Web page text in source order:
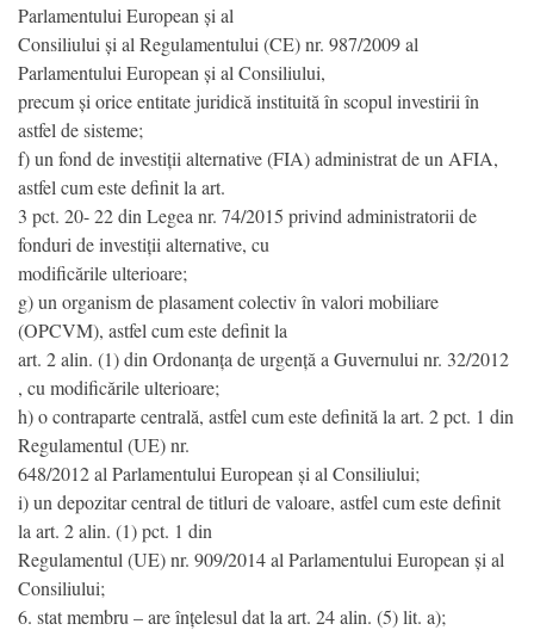
Parlamentului European și al
Consiliului și al Regulamentului (CE) nr. 987/2009 al
Parlamentului European și al Consiliului,
precum și orice entitate juridică instituită în scopul investirii în
astfel de sisteme;
f) un fond de investiții alternative (FIA) administrat de un AFIA,
astfel cum este definit la art.
3 pct. 20- 22 din Legea nr. 74/2015 privind administratorii de
fonduri de investiții alternative, cu
modificările ulterioare;
g) un organism de plasament colectiv în valori mobiliare
(OPCVM), astfel cum este definit la
art. 2 alin. (1) din Ordonanța de urgență a Guvernului nr. 32/2012
, cu modificările ulterioare;
h) o contraparte centrală, astfel cum este definită la art. 2 pct. 1 din
Regulamentul (UE) nr.
648/2012 al Parlamentului European și al Consiliului;
i) un depozitar central de titluri de valoare, astfel cum este definit
la art. 2 alin. (1) pct. 1 din
Regulamentul (UE) nr. 909/2014 al Parlamentului European și al
Consiliului;
6. stat membru – are înțelesul dat la art. 24 alin. (5) lit. a);